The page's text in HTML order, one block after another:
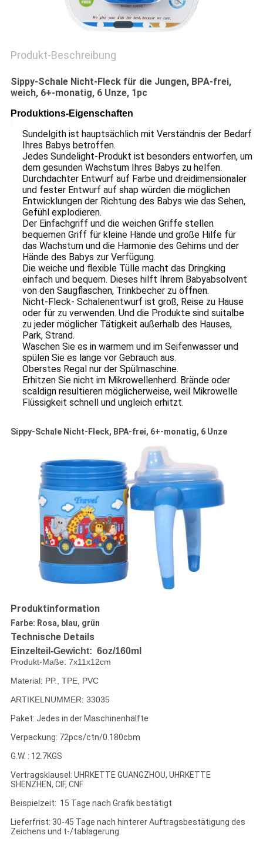
Produkt-Beschreibung
Sippy-Schale Nicht-Fleck für die Jungen, BPA-frei,
weich, 6+-monatig, 6 Unze, 1pc
Produktions-Eigenschaften
Sundelgith ist hauptsächlich mit Verständnis der Bedarf
Ihres Babys betroffen.
Jedes Sundelight-Produkt ist besonders entworfen, um
dem gesunden Wachstum Ihres Babys zu helfen.
Durchdachter Entwurf auf Farbe und dreidimensionaler
und fester Entwurf auf shap würden die möglichen
Entwicklungen der Richtung des Babys wie das Sehen,
Gefühl explodieren.
Der Einfachgriff und die weichen Griffe stellen
bequemen Griff für kleine Hände und große Hilfe für
das Wachstum und die Harmonie des Gehirns und der
Hände des Babys zur Verfügung.
Die weiche und flexible Tülle macht das Dringking
einfach und bequem. Dieses hilft Ihrem Babyabsolvent
von den Saugflaschen, Trinkbecher zu öffnen.
Nicht-Fleck- Schalenentwurf ist groß, Reise zu Hause
oder für zu verwenden. Und die Produkte sind suitalbe
zu jeder möglicher Tätigkeit außerhalb des Hauses,
Park, Strand.
Waschen Sie es in warmem und im Seifenwasser und
spülen Sie es lange vor Gebrauch aus.
Oberstes Regal nur der Spülmaschine.
Erhitzen Sie nicht im Mikrowellenherd. Brände oder
scaldign resultieren möglicherweise, weil Mikrowelle
Flüssigkeit schnell und ungleich erhitzt.
Sippy-Schale Nicht-Fleck, BPA-frei, 6+-monatig, 6 Unze
Produktinformation
Farbe: Rosa, blau, grün
Technische Details
Einzelteil-Gewicht: 6oz/160ml
Produkt-Maße: 7x11x12cm
Material: PP., TPE, PVC
ARTIKELNUMMER: 33035
Paket: Jedes in der Maschinenhälfte
Verpackung: 72pcs/ctn/0.180cbm
G.W. : 12.7KGS
Vertragsklausel: UHRKETTE GUANGZHOU, UHRKETTE
SHENZHEN, CIF, CNF
Beispielzeit: 15 Tage nach Grafik bestätigt
Lieferfrist: 30-45 Tage nach hinterer Auftragsbestätigung des
Zeichens und t-/tablagerung.